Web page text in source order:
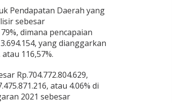
Pendapatan Daerah yang
sebesar
dimana pencapaian
yang dianggarkan
116,57%.
Rp.704.772.804.629,
atau 4.06% di
2021 sebesar